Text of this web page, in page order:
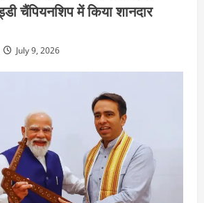
चैंपियनशिप में किया शानदार
July 9, 2026